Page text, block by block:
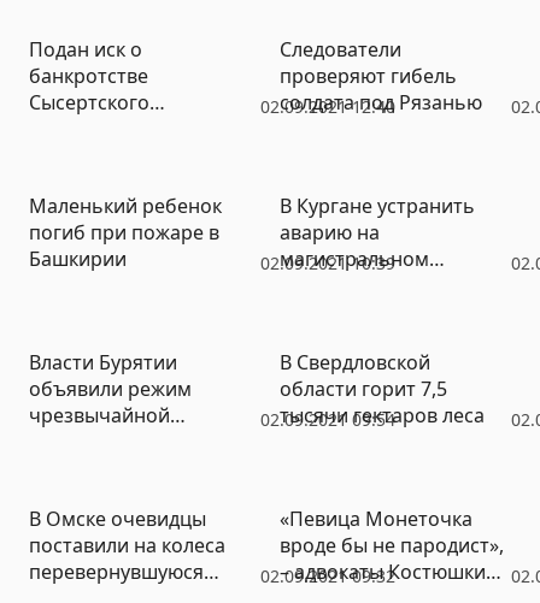
02.09.2021 12:40
Подан иск о
банкротстве
Сысертского
Следователи
проверяют гибель
солдата под Рязанью
02.09.2021 10:39
Маленький ребенок
погиб при пожаре в
Башкирии
В Кургане устранить
аварию на
магистральном
02.09.2021 09:54
Власти Бурятии
объявили режим
чрезвычайной
В Свердловской
области горит 7,5
тысячи гектаров леса
02.09.2021 09:32
В Омске очевидцы
поставили на колеса
перевернувшуюся
«Певица Монеточка
вроде бы не пародист»,
– адвокаты Костюшкина